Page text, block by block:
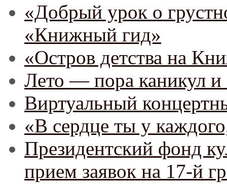
«Добрый урок о
«Книжный гид»
«Остров детства на
Лето — пора каникул и
Виртуальный
«В сердце ты у
Президентский фонд
прием заявок на 17-й